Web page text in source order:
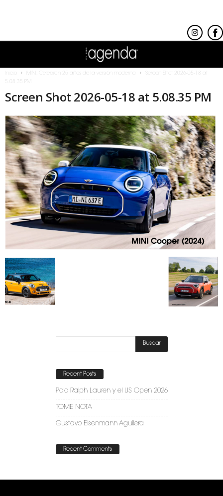
MINI, Celebran 25 años de la versión moderna
Screen Shot 2026-05-18 at
5.08.35 PM
Screen Shot 2026-05-18 at 5.08.35 PM
Recent Posts
Polo Ralph Lauren y el US Open 2026
TOME NOTA
Gustavo Eisenmann Aguilera
Recent Comments